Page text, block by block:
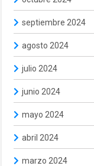
septiembre 2024
agosto 2024
julio 2024
junio 2024
mayo 2024
abril 2024
marzo 2024